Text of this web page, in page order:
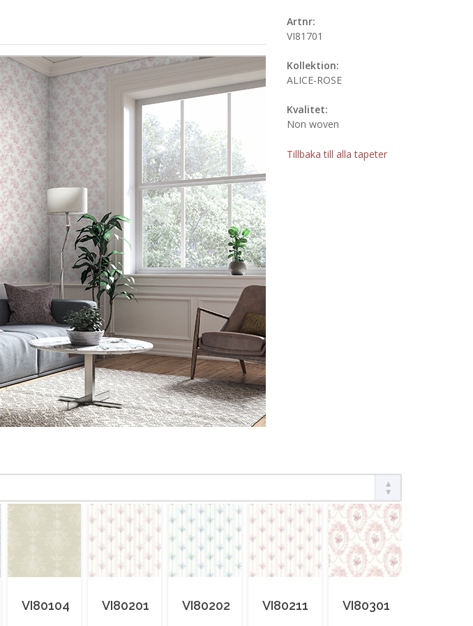
Artnr:
VI81701
Kollektion:
ALICE-ROSE
Kvalitet:
Non woven
Tillbaka till alla tapeter
VI80104 VI80201 VI80202 VI80211 VI80301